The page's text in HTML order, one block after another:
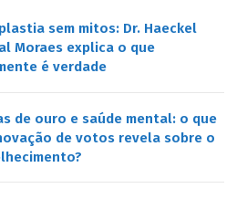
sem mitos: Dr. Haeckel
Moraes explica o que
é verdade
de ouro e saúde mental: o que
de votos revela sobre o